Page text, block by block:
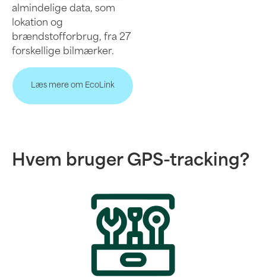
almindelige data, som
lokation og
brændstofforbrug, fra 27
forskellige bilmærker.
Læs mere om EcoLink
Hvem bruger GPS-tracking?